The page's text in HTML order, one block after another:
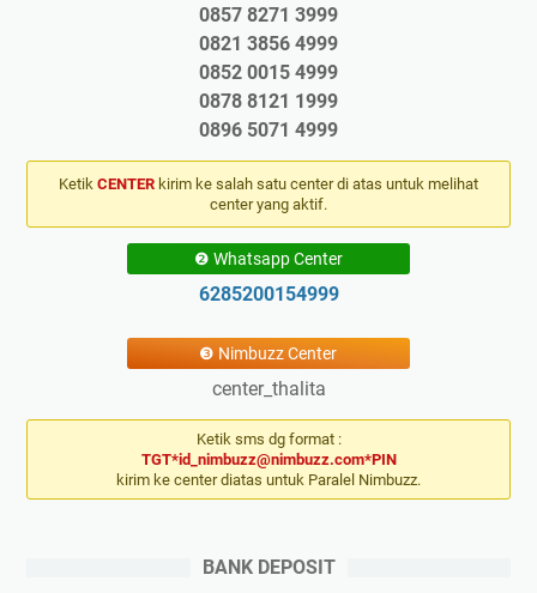
0857 8271 3999
0821 3856 4999
0852 0015 4999
0878 8121 1999
0896 5071 4999
Ketik CENTER kirim ke salah satu center di atas untuk melihat
center yang aktif.
❷ Whatsapp Center
6285200154999
❸ Nimbuzz Center
center_thalita
Ketik sms dg format :
TGT*id_nimbuzz@nimbuzz.com*PIN
kirim ke center diatas untuk Paralel Nimbuzz.
BANK DEPOSIT